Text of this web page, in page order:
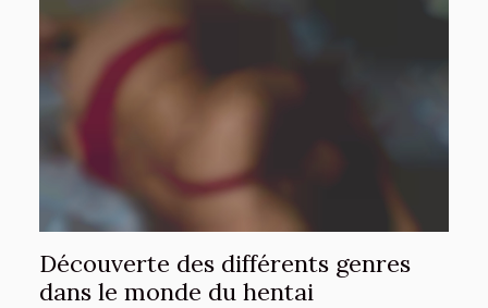
Découverte des différents genres
dans le monde du hentai